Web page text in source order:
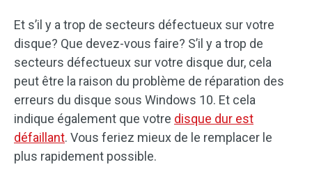
Et s’il y a trop de secteurs défectueux sur votre
disque? Que devez-vous faire? S’il y a trop de
secteurs défectueux sur votre disque dur, cela
peut être la raison du problème de réparation des
erreurs du disque sous Windows 10. Et cela
indique également que votre disque dur est
défaillant. Vous feriez mieux de le remplacer le
plus rapidement possible.